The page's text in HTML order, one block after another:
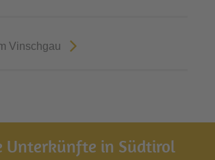
Vinschgau
Unterkünfte in Südtirol